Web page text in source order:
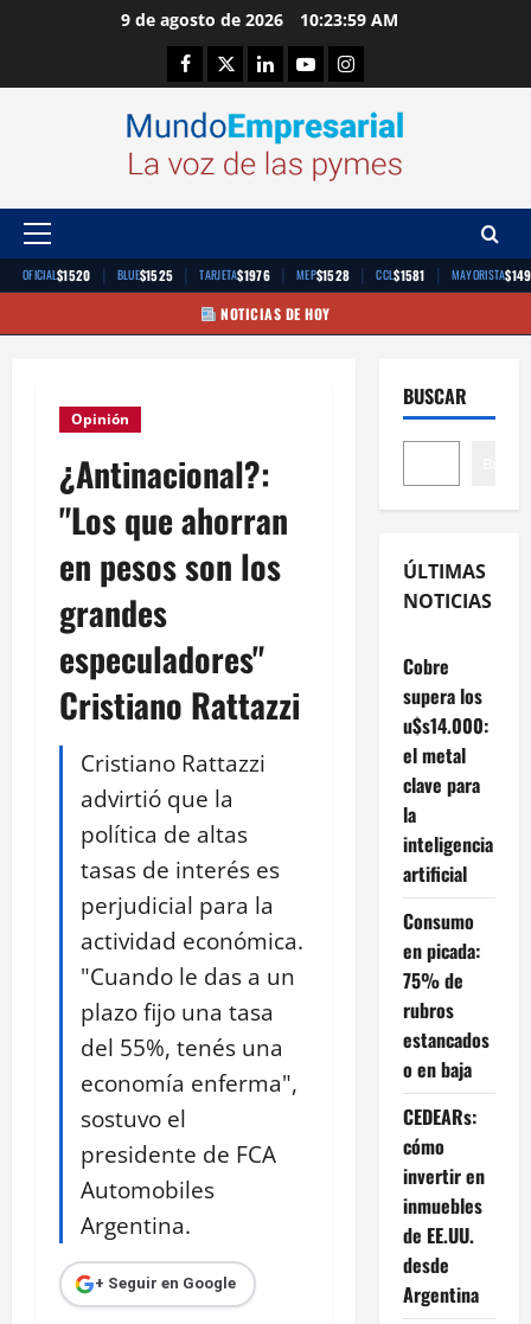
9 de agosto de 2026 10:23:59 AM
Facebook
TwitterLinkedinYoutubeInstagram
Menú
principal
OFICIAL$1520 | BLUE$1525 | TARJETA$1976 | MEP$1528 | CCL$1581 | MAYORISTA
NOTICIAS DE HOY
Opinión
¿Antinacional?:
"Los que ahorran
en pesos son los
grandes
especuladores"
Cristiano Rattazzi
Cristiano Rattazzi
advirtió que la
política de altas
tasas de interés es
perjudicial para la
actividad económica.
"Cuando le das a un
plazo fijo una tasa
del 55%, tenés una
economía enferma",
sostuvo el
presidente de FCA
Automobiles
Argentina.
+ Seguir en Google
BUSCAR
ÚLTIMAS
NOTICIAS
Cobre
supera los
u$s14.000:
el metal
clave para
la
inteligencia
artificial
Consumo
en picada:
75% de
rubros
estancados
o en baja
CEDEARs:
cómo
invertir en
inmuebles
de EE.UU.
desde
Argentina